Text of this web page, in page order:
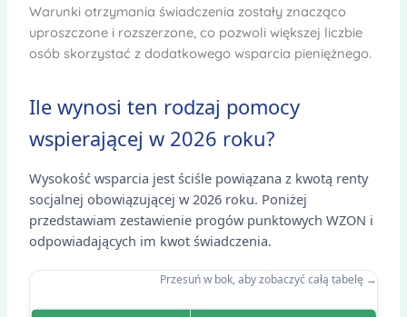
Warunki otrzymania świadczenia zostały znacząco
uproszczone i rozszerzone, co pozwoli większej liczbie
osób skorzystać z dodatkowego wsparcia pieniężnego.
Ile wynosi ten rodzaj pomocy
wspierającej w 2026 roku?
Wysokość wsparcia jest ściśle powiązana z kwotą renty
socjalnej obowiązującej w 2026 roku. Poniżej
przedstawiam zestawienie progów punktowych WZON i
odpowiadających im kwot świadczenia.
Przesuń w bok, aby zobaczyć całą tabelę →